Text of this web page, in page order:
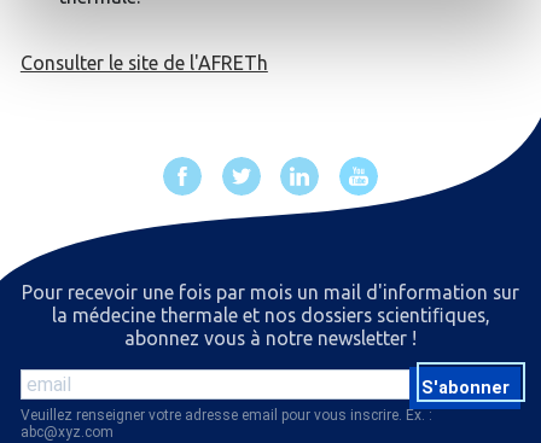
Consulter le site de l'AFRETh
Pour recevoir une fois par mois un mail d'information sur
la médecine thermale et nos dossiers scientiﬁques,
abonnez vous à notre newsletter !
S'abonner
Veuillez renseigner votre adresse email pour vous inscrire. Ex. :
abc@xyz.com